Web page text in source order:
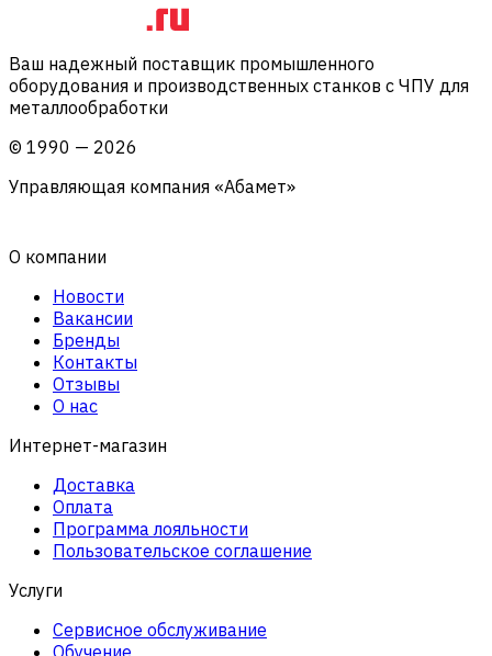
Ваш надежный поставщик промышленного
оборудования и производственных станков с ЧПУ для
металлообработки
© 1990 — 2026
Управляющая компания «Абамет»
О компании
Новости
Вакансии
Бренды
Контакты
Отзывы
О нас
Интернет-магазин
Доставка
Оплата
Программа лояльности
Пользовательское соглашение
Услуги
Сервисное обслуживание
Обучение